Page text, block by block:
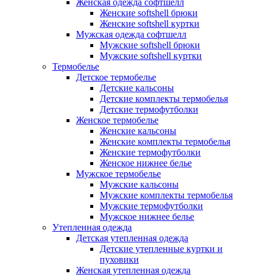
Женская одежда софтшелл
Женские softshell брюки
Женские softshell куртки
Мужская одежда софтшелл
Мужские softshell брюки
Мужские softshell куртки
Термобелье
Детское термобелье
Детские кальсоны
Детские комплекты термобелья
Детские термофутболки
Женское термобелье
Женские кальсоны
Женские комплекты термобелья
Женские термофутболки
Женское нижнее белье
Мужское термобелье
Мужские кальсоны
Мужские комплекты термобелья
Мужские термофутболки
Мужское нижнее белье
Утепленная одежда
Детская утепленная одежда
Детские утепленные куртки и
пуховики
Женская утепленная одежда